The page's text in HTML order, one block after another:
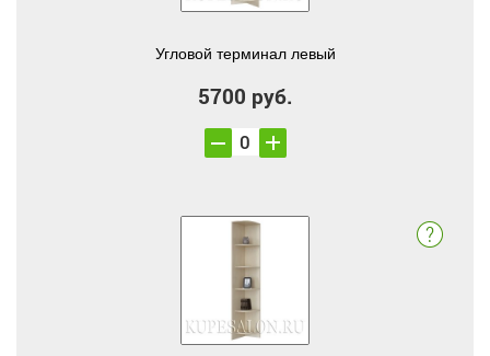
Угловой терминал левый
5700 руб.